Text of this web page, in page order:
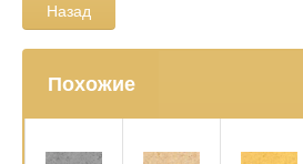
Назад
Похожие